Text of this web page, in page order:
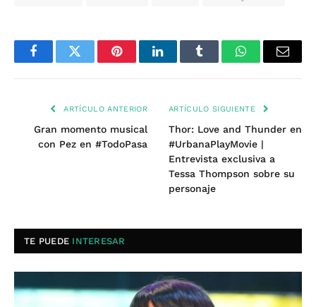
FacebookTwitter PinterestLinkedInTumblr WhatsAppEmail
ARTÍCULO ANTERIOR
Gran momento musical
con Pez en #TodoPasa
ARTÍCULO SIGUIENTE
Thor: Love and Thunder en
#UrbanaPlayMovie |
Entrevista exclusiva a
Tessa Thompson sobre su
personaje
TE PUEDE INTERESAR